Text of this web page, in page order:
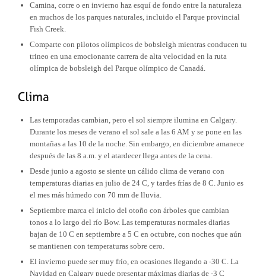
Camina, corre o en invierno haz esquí de fondo entre la naturaleza
en muchos de los parques naturales, incluido el Parque provincial
Fish Creek.
Comparte con pilotos olímpicos de bobsleigh mientras conducen tu
trineo en una emocionante carrera de alta velocidad en la ruta
olímpica de bobsleigh del Parque olímpico de Canadá.
Las temporadas cambian, pero el sol siempre ilumina en Calgary.
Durante los meses de verano el sol sale a las 6 AM y se pone en las
montañas a las 10 de la noche. Sin embargo, en diciembre amanece
después de las 8 a.m. y el atardecer llega antes de la cena.
Desde junio a agosto se siente un cálido clima de verano con
temperaturas diarias en julio de 24 C, y tardes frías de 8 C. Junio es
el mes más húmedo con 70 mm de lluvia.
Septiembre marca el inicio del otoño con árboles que cambian
tonos a lo largo del río Bow. Las temperaturas normales diarias
bajan de 10 C en septiembre a 5 C en octubre, con noches que aún
se mantienen con temperaturas sobre cero.
El invierno puede ser muy frío, en ocasiones llegando a -30 C. La
Navidad en Calgary puede presentar máximas diarias de -3 C